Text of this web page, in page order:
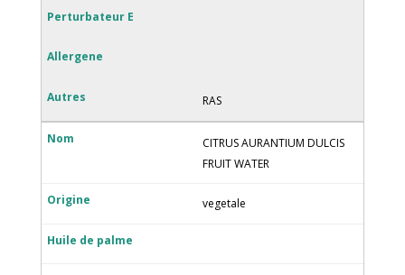
RAS
CITRUS AURANTIUM DULCIS
FRUIT WATER
vegetale